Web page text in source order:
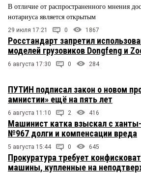
В отличие от распространенного мнения
нотариуса является открытым
29 июля 17:21 0 1867
Росстандарт запретил
моделей грузовиков Dongfeng и
6 августа 17:30 0 284
ПУТИН подписал закон о новом
амнистии» ещё на пять лет
6 августа 11:10 2 416
Машинист катка взыскал с
№967 долги и компенсации вреда
5 августа 15:44 0 645
Прокуратура требует
машины, купленные на